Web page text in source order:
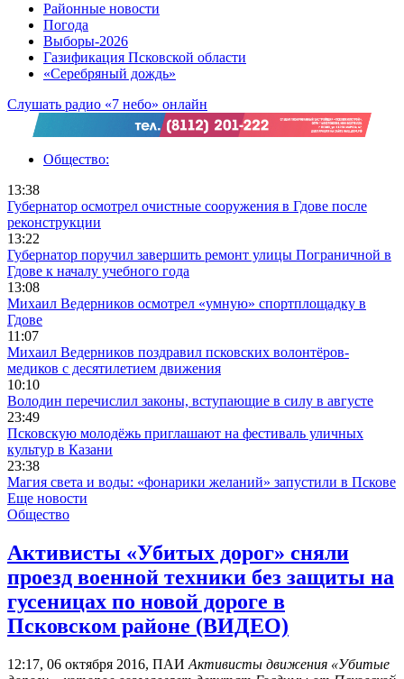
Районные новости
Погода
Выборы-2026
Газификация Псковской области
«Серебряный дождь»
Слушать радио «7 небо» онлайн
Общество:
13:38
Губернатор осмотрел очистные сооружения в Гдове после
реконструкции
13:22
Губернатор поручил завершить ремонт улицы Пограничной в
Гдове к началу учебного года
13:08
Михаил Ведерников осмотрел «умную» спортплощадку в
Гдове
11:07
Михаил Ведерников поздравил псковских волонтёров-
медиков с десятилетием движения
10:10
Володин перечислил законы, вступающие в силу в августе
23:49
Псковскую молодёжь приглашают на фестиваль уличных
культур в Казани
23:38
Магия света и воды: «фонарики желаний» запустили в Пскове
Еще новости
Общество
Активисты «Убитых дорог» сняли
проезд военной техники без защиты на
гусеницах по новой дороге в
Псковском районе (ВИДЕО)
12:17, 06 октября 2016, ПАИ Активисты движения «Убитые